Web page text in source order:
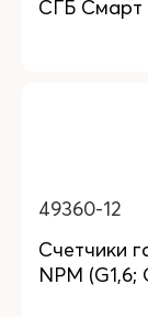
СГБ Смарт
49360-12
Счетчики
NPM (G1,6;